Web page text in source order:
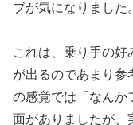
ブが気になりました。
これは、乗り手の
が出るのであまり参
の感覚では「なんか
面がありましたが、